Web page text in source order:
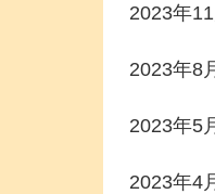
2023年11
2023年8
2023年5
2023年4